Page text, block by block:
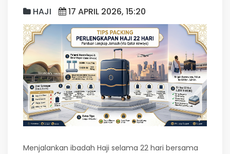
HAJI 17 APRIL 2026, 15:20
Menjalankan ibadah Haji selama 22 hari bersama